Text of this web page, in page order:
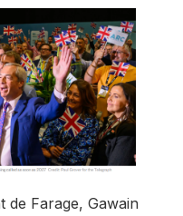
de Farage, Gawain